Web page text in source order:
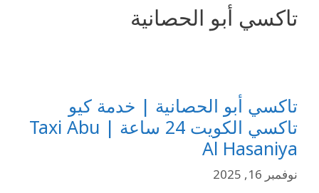
تاكسي أبو الحصانية
تاكسي أبو الحصانية | خدمة كيو
تاكسي الكويت 24 ساعة | Taxi Abu
Al Hasaniya
نوفمبر 16, 2025